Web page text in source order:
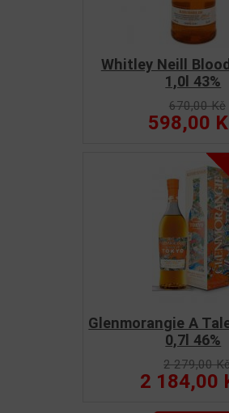
Whitley Neill
1,0l 43%
670,00 Kč
598,00
Glenmorangie A
0,7l 46%
2 279,00
2 184,00